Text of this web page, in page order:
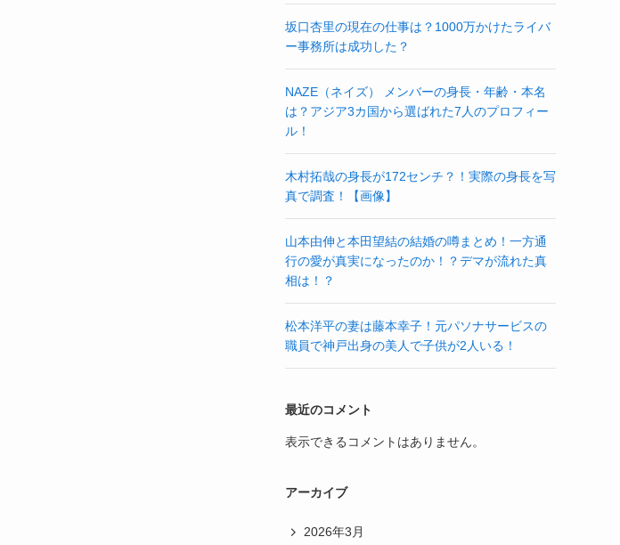
坂口杏里の現在の仕事は？1000万かけたライバ
ー事務所は成功した？
NAZE（ネイズ） メンバーの身長・年齢・本名
は？アジア3カ国から選ばれた7人のプロフィー
ル！
木村拓哉の身長が172センチ？！実際の身長を写
真で調査！【画像】
山本由伸と本田望結の結婚の噂まとめ！一方通
行の愛が真実になったのか！？デマが流れた真
相は！？
松本洋平の妻は藤本幸子！元パソナサービスの
職員で神戸出身の美人で子供が2人いる！
最近のコメント
表示できるコメントはありません。
アーカイブ
2026年3月